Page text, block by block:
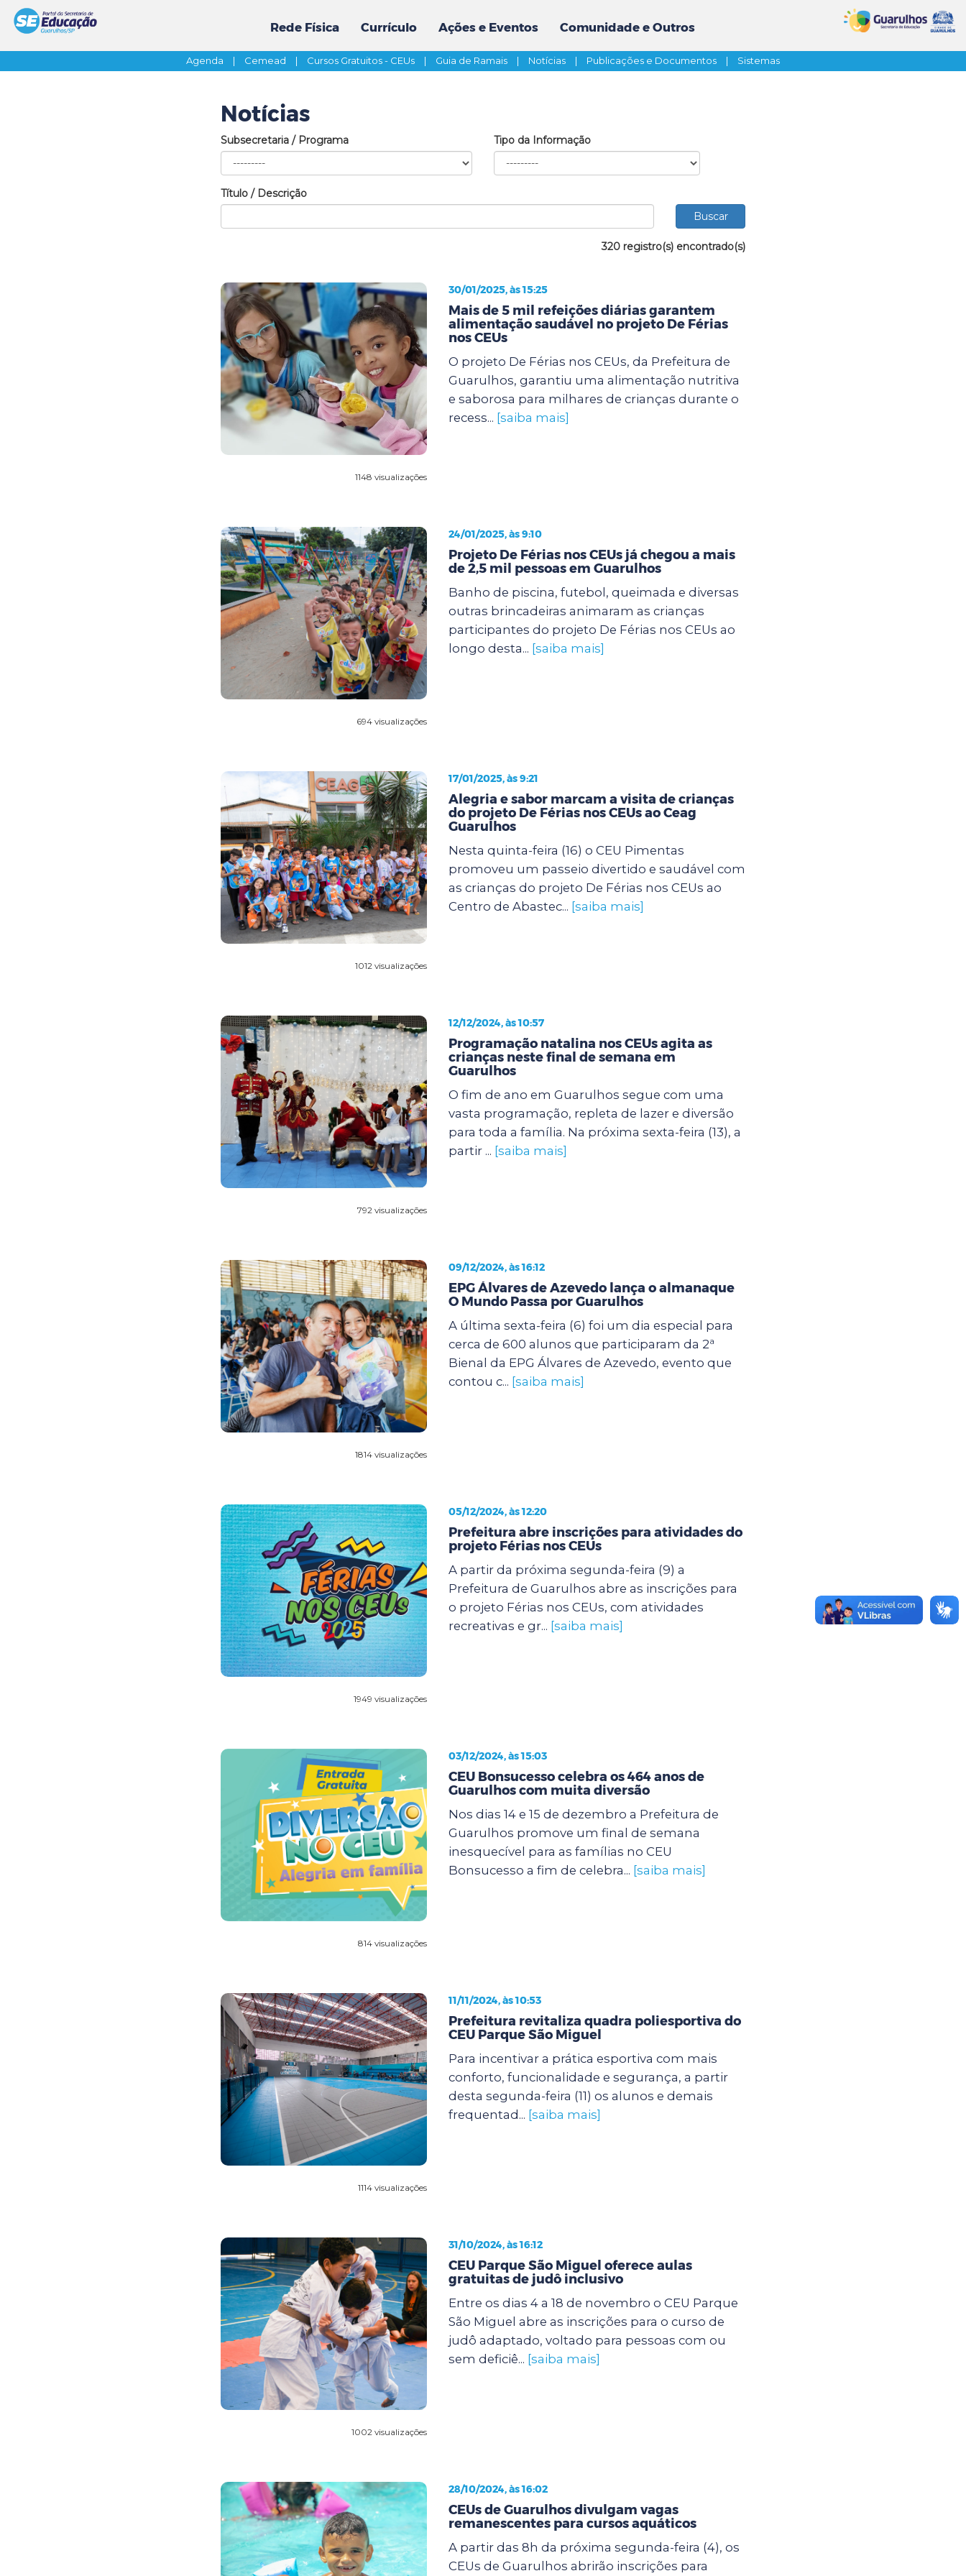
Rede Física Currículo Ações e Eventos Comunidade e Outros
Agenda | Cemead | Cursos Gratuitos - CEUs | Guia de Ramais | Notícias | Publicações e Documentos | Sistemas
Notícias
Subsecretaria / Programa Tipo da Informação
Título / Descrição
320 registro(s) encontrado(s)
1148 visualizações
30/01/2025, às 15:25
Mais de 5 mil refeições diárias garantem
alimentação saudável no projeto De Férias
nos CEUs
O projeto De Férias nos CEUs, da Prefeitura de
Guarulhos, garantiu uma alimentação nutritiva
e saborosa para milhares de crianças durante o
recess... [saiba mais]
694 visualizações
24/01/2025, às 9:10
Projeto De Férias nos CEUs já chegou a mais
de 2,5 mil pessoas em Guarulhos
Banho de piscina, futebol, queimada e diversas
outras brincadeiras animaram as crianças
participantes do projeto De Férias nos CEUs ao
longo desta... [saiba mais]
1012 visualizações
17/01/2025, às 9:21
Alegria e sabor marcam a visita de crianças
do projeto De Férias nos CEUs ao Ceag
Guarulhos
Nesta quinta-feira (16) o CEU Pimentas
promoveu um passeio divertido e saudável com
as crianças do projeto De Férias nos CEUs ao
Centro de Abastec... [saiba mais]
792 visualizações
12/12/2024, às 10:57
Programação natalina nos CEUs agita as
crianças neste final de semana em
Guarulhos
O fim de ano em Guarulhos segue com uma
vasta programação, repleta de lazer e diversão
para toda a família. Na próxima sexta-feira (13), a
partir ... [saiba mais]
1814 visualizações
09/12/2024, às 16:12
EPG Álvares de Azevedo lança o almanaque
O Mundo Passa por Guarulhos
A última sexta-feira (6) foi um dia especial para
cerca de 600 alunos que participaram da 2ª
Bienal da EPG Álvares de Azevedo, evento que
contou c... [saiba mais]
1949 visualizações
05/12/2024, às 12:20
Prefeitura abre inscrições para atividades do
projeto Férias nos CEUs
A partir da próxima segunda-feira (9) a
Prefeitura de Guarulhos abre as inscrições para
o projeto Férias nos CEUs, com atividades
recreativas e gr... [saiba mais]
814 visualizações
03/12/2024, às 15:03
CEU Bonsucesso celebra os 464 anos de
Guarulhos com muita diversão
Nos dias 14 e 15 de dezembro a Prefeitura de
Guarulhos promove um final de semana
inesquecível para as famílias no CEU
Bonsucesso a fim de celebra... [saiba mais]
1114 visualizações
11/11/2024, às 10:53
Prefeitura revitaliza quadra poliesportiva do
CEU Parque São Miguel
Para incentivar a prática esportiva com mais
conforto, funcionalidade e segurança, a partir
desta segunda-feira (11) os alunos e demais
frequentad... [saiba mais]
1002 visualizações
31/10/2024, às 16:12
CEU Parque São Miguel oferece aulas
gratuitas de judô inclusivo
Entre os dias 4 a 18 de novembro o CEU Parque
São Miguel abre as inscrições para o curso de
judô adaptado, voltado para pessoas com ou
sem deficiê... [saiba mais]
28/10/2024, às 16:02
CEUs de Guarulhos divulgam vagas
remanescentes para cursos aquáticos
A partir das 8h da próxima segunda-feira (4), os
CEUs de Guarulhos abrirão inscrições para